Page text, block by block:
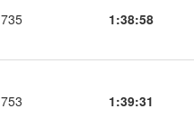
735 1:38:58
753 1:39:31